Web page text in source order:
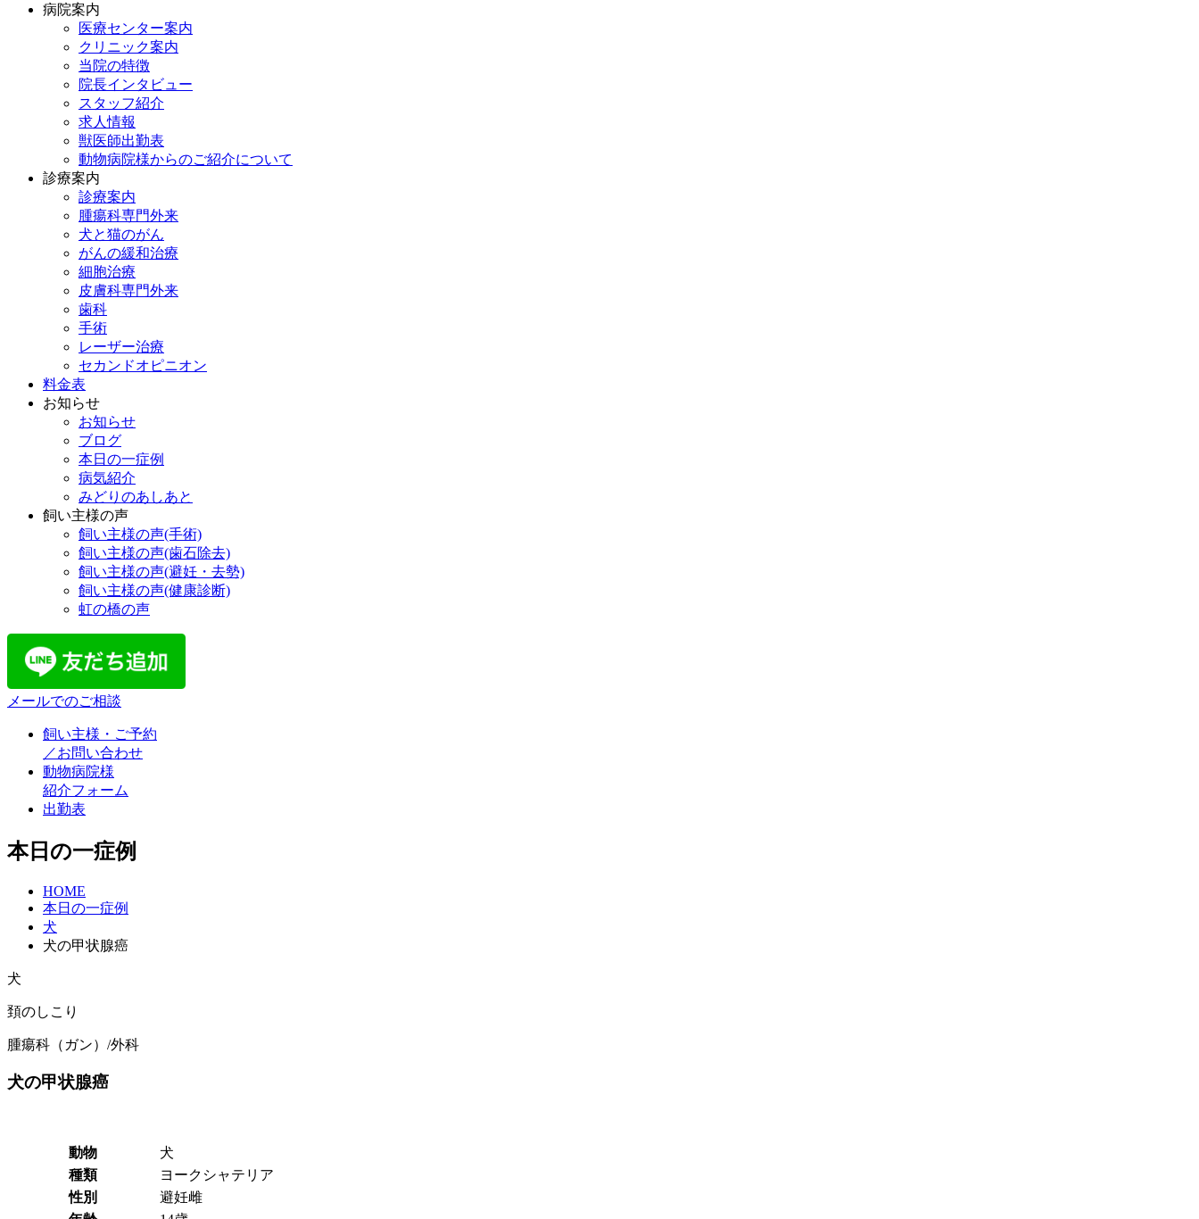
病院案内
医療センター案内
クリニック案内
当院の特徴
院長インタビュー
スタッフ紹介
求人情報
獣医師出勤表
動物病院様からのご紹介について
診療案内
診療案内
腫瘍科専門外来
犬と猫のがん
がんの緩和治療
細胞治療
皮膚科専門外来
歯科
手術
レーザー治療
セカンドオピニオン
料金表
お知らせ
お知らせ
ブログ
本日の一症例
病気紹介
みどりのあしあと
飼い主様の声
飼い主様の声(手術)
飼い主様の声(歯石除去)
飼い主様の声(避妊・去勢)
飼い主様の声(健康診断)
虹の橋の声
メールでのご相談
飼い主様・ご予約
／お問い合わせ
動物病院様
紹介フォーム
出勤表
本日の一症例
HOME
本日の一症例
犬
犬の甲状腺癌
犬
頚のしこり
腫瘍科（ガン）/外科
犬の甲状腺癌
動物
犬
種類
ヨークシャテリア
性別
避妊雌